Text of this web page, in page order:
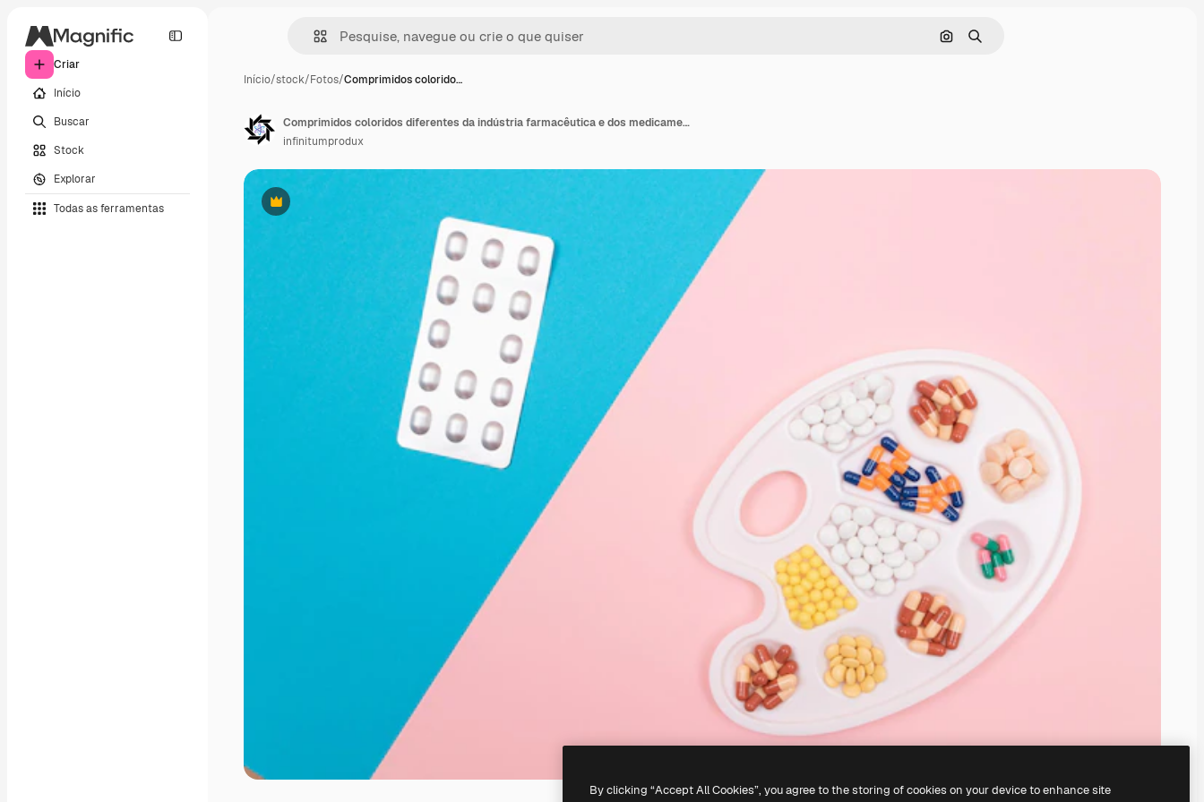
Criar
Início
Buscar
Stock
Explorar
Todas as ferramentas
Pesquisar por imagem
Buscar
Início/stock/Fotos/Comprimidos colorido…
Premium
Comprimidos coloridos diferentes da indústria farmacêutica e dos medicamentos
infinitumprodux
By clicking “Accept All Cookies”, you agree to the storing of cookies on your device to enhance site